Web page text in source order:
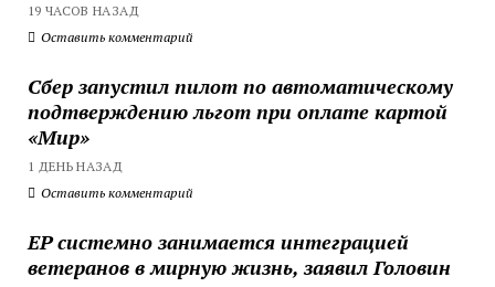
19 ЧАСОВ НАЗАД
Оставить комментарий
Сбер запустил пилот по автоматическому
подтверждению льгот при оплате картой
«Мир»
1 ДЕНЬ НАЗАД
Оставить комментарий
ЕР системно занимается интеграцией
ветеранов в мирную жизнь, заявил Головин